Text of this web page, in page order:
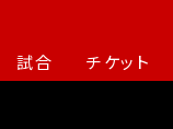
試合 チケット